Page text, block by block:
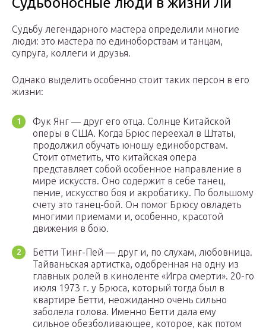
Судьбу легендарного мастера определили многие
люди: это мастера по единоборствам и танцам,
супруга, коллеги и друзья.
Однако выделить особенно стоит таких персон в его
жизни:
Фук Янг — друг его отца. Солнце Китайской
оперы в США. Когда Брюс переехал в Штаты,
продолжил обучать юношу единоборствам.
Стоит отметить, что китайская опера
представляет собой особенное направление в
мире искусств. Оно содержит в себе танец,
пение, искусство боя и акробатику. По большому
счету это танец-бой. Он помог Брюсу овладеть
многими приемами и, особенно, красотой
движения в бою.
Бетти Тинг-Пей — друг и, по слухам, любовница.
Тайваньская артистка, одобренная на одну из
главных ролей в киноленте «Игра смерти». 20-го
июля 1973 г. у Брюса, который тогда был в
квартире Бетти, неожиданно очень сильно
заболела голова. Именно Бетти дала ему
сильное обезболивающее, которое, как потом